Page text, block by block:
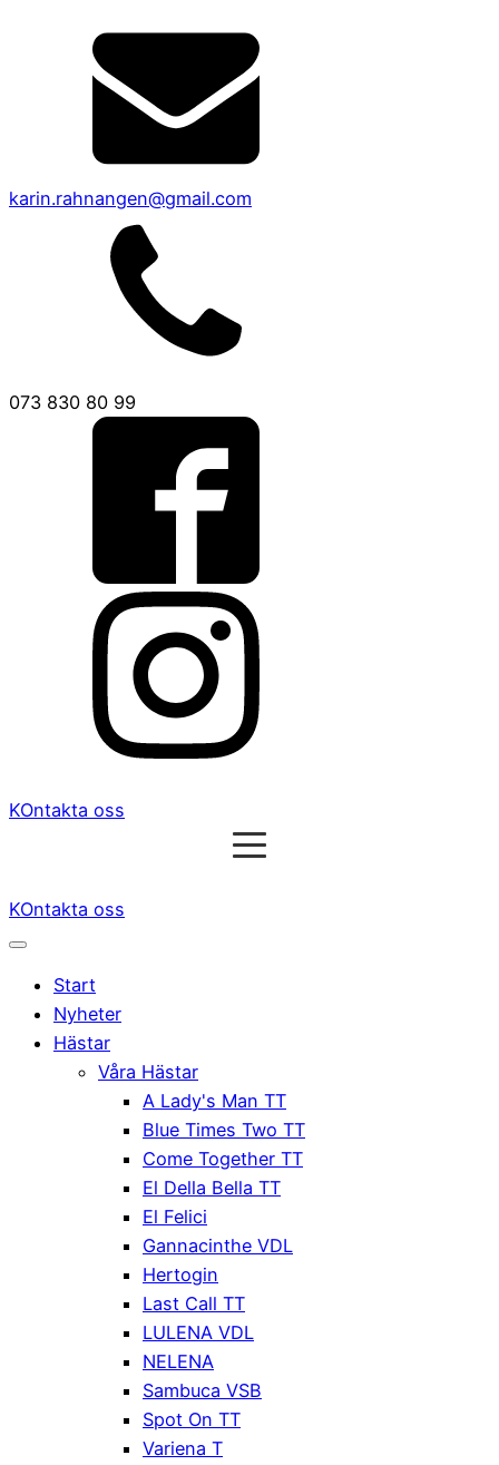
karin.rahnangen@gmail.com
073 830 80 99
KOntakta oss
KOntakta oss
Start
Nyheter
Hästar
Våra Hästar
A Lady's Man TT
Blue Times Two TT
Come Together TT
El Della Bella TT
El Felici
Gannacinthe VDL
Hertogin
Last Call TT
LULENA VDL
NELENA
Sambuca VSB
Spot On TT
Variena T